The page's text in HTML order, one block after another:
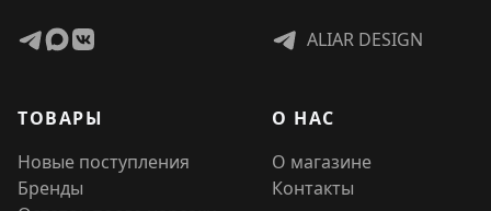
ALIAR DESIGN
ТОВАРЫ
Новые поступления
Бренды
О НАС
О магазине
Контакты